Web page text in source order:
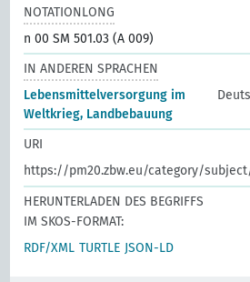
NOTATIONLONG
n 00 SM 501.03 (A 009)
IN ANDEREN SPRACHEN
Lebensmittelversorgung im
Weltkrieg, Landbebauung
URI
https://pm20.zbw.eu/category/
HERUNTERLADEN DES BEGRIFFS
IM SKOS-FORMAT:
RDF/XML TURTLE JSON-LD